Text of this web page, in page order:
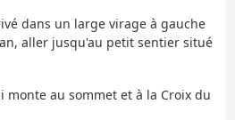
dans un large virage à gauche
aller jusqu'au petit sentier situé
monte au sommet et à la Croix du